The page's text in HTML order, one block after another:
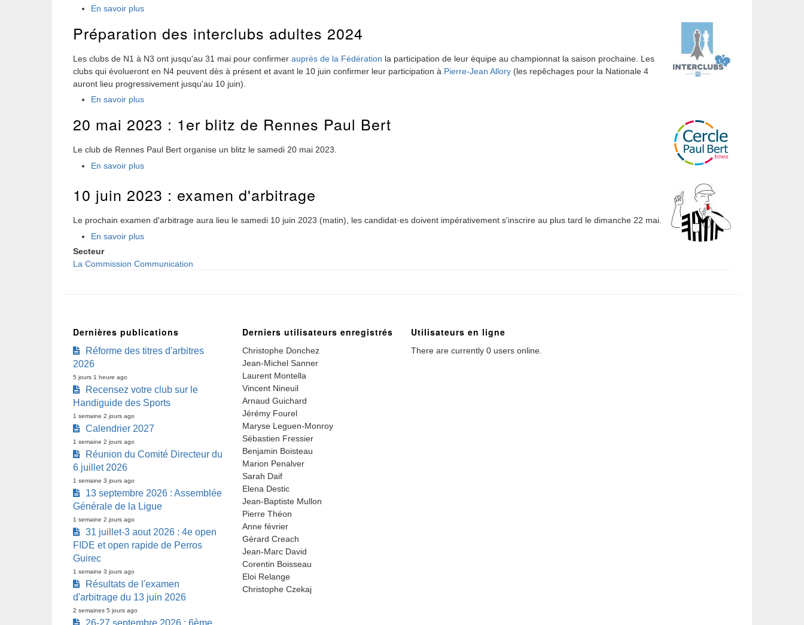
En savoir plus
Préparation des interclubs adultes 2024
Les clubs de N1 à N3 ont jusqu'au 31 mai pour confirmer auprès de la Fédération la participation de leur équipe au championnat la saison prochaine. Les
clubs qui évolueront en N4 peuvent dès à présent et avant le 10 juin confirmer leur participation à Pierre-Jean Allory (les repêchages pour la Nationale 4
auront lieu progressivement jusqu'au 10 juin).
En savoir plus
20 mai 2023 : 1er blitz de Rennes Paul Bert
Le club de Rennes Paul Bert organise un blitz le samedi 20 mai 2023.
En savoir plus
10 juin 2023 : examen d'arbitrage
Le prochain examen d'arbitrage aura lieu le samedi 10 juin 2023 (matin), les candidat·es doivent impérativement s'inscrire au plus tard le dimanche 22 mai.
En savoir plus
Secteur
La Commission Communication
Dernières publications
Réforme des titres d'arbitres
2026
5 jours 1 heure ago
Recensez votre club sur le
Handiguide des Sports
1 semaine 2 jours ago
Calendrier 2027
1 semaine 2 jours ago
Réunion du Comité Directeur du
6 juillet 2026
1 semaine 3 jours ago
13 septembre 2026 : Assemblée
Générale de la Ligue
1 semaine 2 jours ago
31 juillet-3 aout 2026 : 4e open
FIDE et open rapide de Perros
Guirec
1 semaine 3 jours ago
Résultats de l'examen
d'arbitrage du 13 juin 2026
2 semaines 5 jours ago
Derniers utilisateurs enregistrés
Christophe Donchez
Jean-Michel Sanner
Laurent Montella
Vincent Nineuil
Arnaud Guichard
Jérémy Fourel
Maryse Leguen-Monroy
Sébastien Fressier
Benjamin Boisteau
Marion Penalver
Sarah Daif
Elena Destic
Jean-Baptiste Mullon
Pierre Théon
Anne février
Gérard Creach
Jean-Marc David
Corentin Boisseau
Eloi Relange
Christophe Czekaj
Utilisateurs en ligne
There are currently 0 users online.